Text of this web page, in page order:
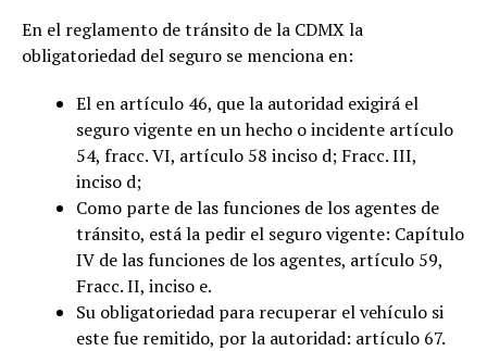
En el reglamento de tránsito de la CDMX la
obligatoriedad del seguro se menciona en:
El en artículo 46, que la autoridad exigirá el
seguro vigente en un hecho o incidente artículo
54, fracc. VI, artículo 58 inciso d; Fracc. III,
inciso d;
Como parte de las funciones de los agentes de
tránsito, está la pedir el seguro vigente: Capítulo
IV de las funciones de los agentes, artículo 59,
Fracc. II, inciso e.
Su obligatoriedad para recuperar el vehículo si
este fue remitido, por la autoridad: artículo 67.